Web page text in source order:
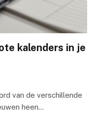
kalenders in je
van de verschillende
heen…